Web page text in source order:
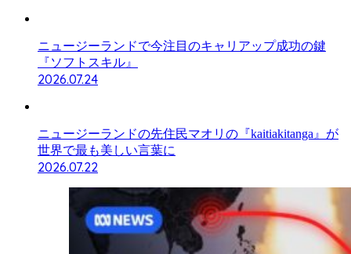
ニュージーランドで今注目のキャリアップ成功の鍵
『ソフトスキル』
2026.07.24
ニュージーランドの先住民マオリの『kaitiakitanga』が
世界で最も美しい言葉に
2026.07.22